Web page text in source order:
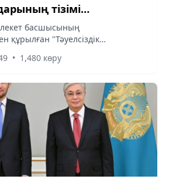
тізімі
басшысының
құрылған "Тәуелсіздік
мемлекеттік "Дарын" жастар
• 1,480 көру